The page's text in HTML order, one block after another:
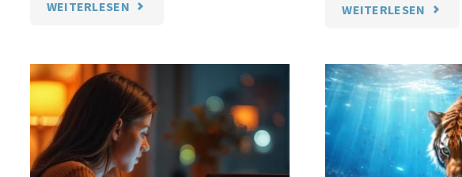
WEITERLESEN "MITMACH-
DAS
WEB
VERSTEHEN
WEITERLESEN
IN
DER